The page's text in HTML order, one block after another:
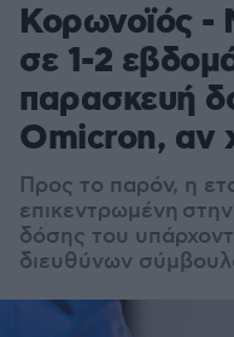
Κορωνοϊός -
σε 1-2
παρασκευή
Omicron, αν
Προς το παρόν, η
επικεντρωμένη
δόσης του
διευθύνων